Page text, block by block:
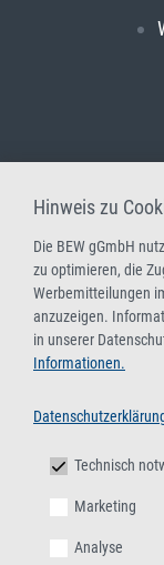
Hinweis zu
Die BEW gGmbH
zu optimieren, die
Werbemitteilungen
anzuzeigen.
in unserer
Informationen.
Technisch
Marketing
Analyse